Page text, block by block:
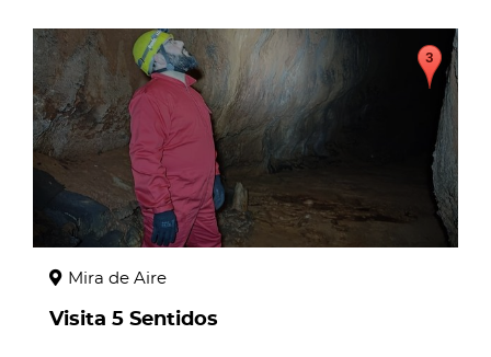
page
Mira de Aire
Visita 5 Sentidos